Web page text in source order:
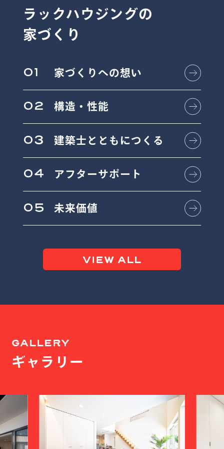
ラックハウジングの
家づくり
01 家づくりへの想い
02 構造・性能
03 建築士とともにつくる
04 アフターサポート
05 未来価値
VIEW ALL
GALLERY
ギャラリー